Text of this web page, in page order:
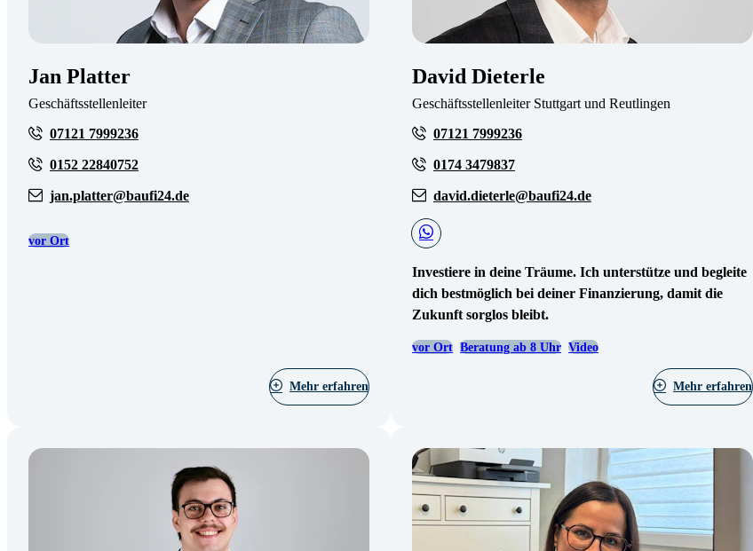
Jan Platter
Geschäftsstellenleiter
07121 7999236
0152 22840752
jan.platter@baufi24.de
vor Ort
Mehr erfahren
David Dieterle
Geschäftsstellenleiter Stuttgart und Reutlingen
07121 7999236
0174 3479837
david.dieterle@baufi24.de
Investiere in deine Träume. Ich unterstütze und begleite
dich bestmöglich bei deiner Finanzierung, damit die
Zukunft sorglos bleibt.
vor Ort Beratung ab 8 Uhr Video
Mehr erfahren